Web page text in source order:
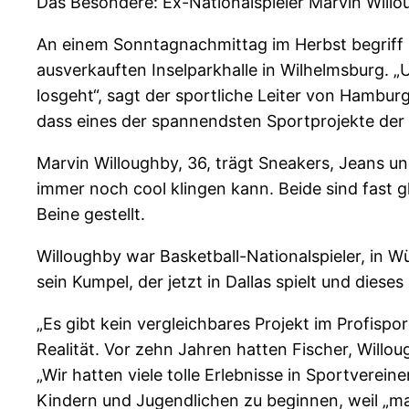
An einem Sonntagnachmittag im Herbst
ausverkauften Inselparkhalle in Wilhelmsburg.
losgeht“, sagt der sportliche Leiter von
dass eines der spannendsten Sportprojekte
Marvin Willoughby, 36, trägt Sneakers, Jeans
immer noch cool klingen kann. Beide sind fast
Beine gestellt.
Willoughby war Basketball-Nationalspieler, in
sein Kumpel, der jetzt in Dallas spielt und
„Es gibt kein vergleichbares Projekt im
Realität. Vor zehn Jahren hatten Fischer,
„Wir hatten viele tolle Erlebnisse in
Kindern und Jugendlichen zu beginnen, weil